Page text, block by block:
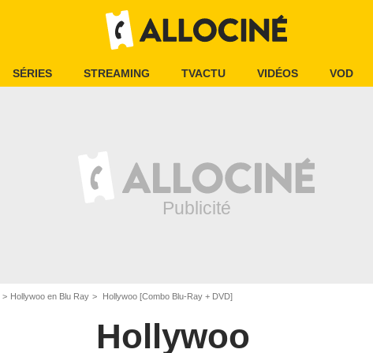
SÉRIES STREAMING TVACTU VIDÉOS VOD
Hollywoo en Blu Ray Hollywoo [Combo Blu-Ray + DVD]
Hollywoo